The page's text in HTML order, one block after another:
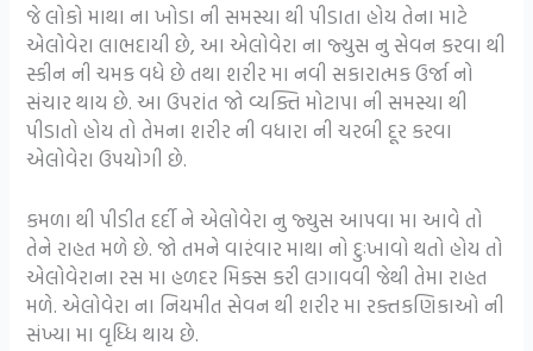
જે લોકો માથા ના ખોડા ની સમસ્યા થી પીડાતા હોય તેના માટે
એલોવેરા લાભદાયી છે, આ એલોવેરા ના જ્યુસ નુ સેવન કરવા થી
સ્કીન ની ચમક વધે છે તથા શરીર મા નવી સકારાત્મક ઉર્જા નો
સંચાર થાય છે. આ ઉપરાંત જો વ્યક્તિ મોટાપા ની સમસ્યા થી
પીડાતો હોય તો તેમના શરીર ની વધારા ની ચરબી દૂર કરવા
એલોવેરા ઉપયોગી છે.
કમળા થી પીડીત દર્દી ને એલોવેરા નુ જ્યુસ આપવા મા આવે તો
તેને રાહત મળે છે. જો તમને વારંવાર માથા નો દુઃખાવો થતો હોય તો
એલોવેરાના રસ મા હળદર મિક્સ કરી લગાવવી જેથી તેમા રાહત
મળે. એલોવેરા ના નિયમીત સેવન થી શરીર મા રક્તકણિકાઓ ની
સંખ્યા મા વૃધ્ધિ થાય છે.